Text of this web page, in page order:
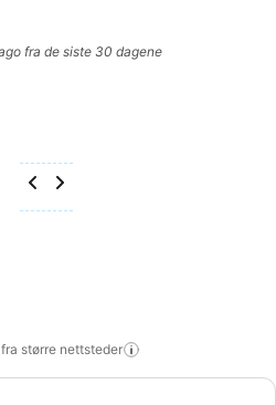
fra de siste 30 dagene
større nettsteder